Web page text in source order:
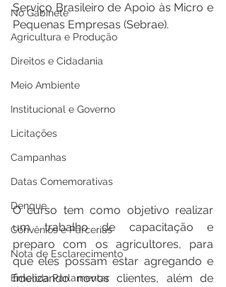
No Gabinete
Agricultura e Produção
Direitos e Cidadania
Meio Ambiente
Institucional e Governo
Licitações
Campanhas
Datas Comemorativas
Dengue
Convênios e Parcerias
Nota de Esclarecimento
Emenda Parlamentar
Serviço Brasileiro de Apoio às Micro e
Pequenas Empresas (Sebrae).
O curso tem como objetivo realizar
um trabalho de capacitação e
preparo com os agricultores, para
que eles possam estar agregando e
fidelizando novos clientes, além de